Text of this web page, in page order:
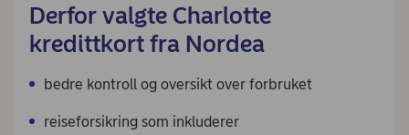
Derfor valgte Charlotte
kredittkort fra Nordea
bedre kontroll og oversikt over forbruket
reiseforsikring som inkluderer